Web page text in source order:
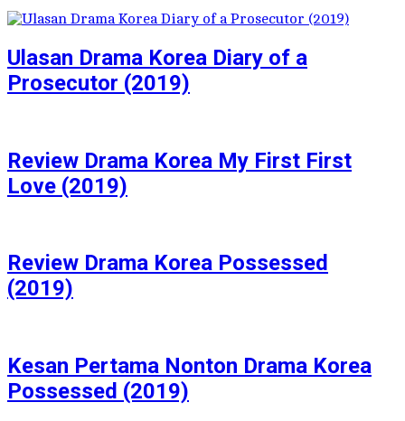
Ulasan Drama Korea Diary of a
Prosecutor (2019)
Review Drama Korea My First First
Love (2019)
Review Drama Korea Possessed
(2019)
Kesan Pertama Nonton Drama Korea
Possessed (2019)